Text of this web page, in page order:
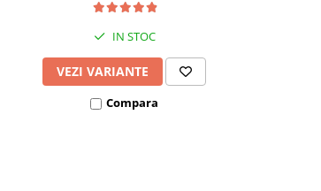
IN STOC
VEZI VARIANTE
Compara